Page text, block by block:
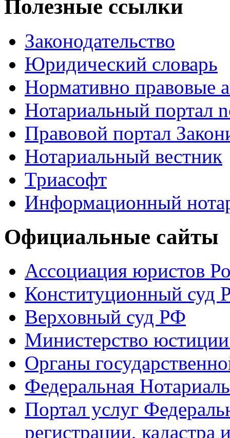
Полезные ссылки
Законодательство
Юридический словарь
Нормативно правовые
Нотариальный портал
Правовой портал
Нотариальный вестник
Триасофт
Информационный
Официальные сайты
Ассоциация юристов
Конституционный суд
Верховный суд РФ
Министерство
Органы
Федеральная
Портал услуг
регистрации, кадастра